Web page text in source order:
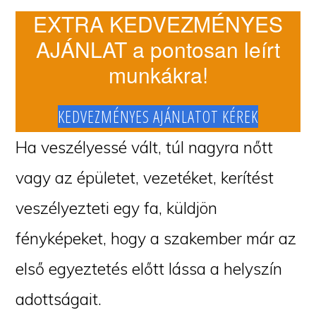
EXTRA KEDVEZMÉNYES
AJÁNLAT a pontosan leírt
munkákra!
KEDVEZMÉNYES AJÁNLATOT KÉREK
Ha veszélyessé vált, túl nagyra nőtt
vagy az épületet, vezetéket, kerítést
veszélyezteti egy fa, küldjön
fényképeket, hogy a szakember már az
első egyeztetés előtt lássa a helyszín
adottságait.